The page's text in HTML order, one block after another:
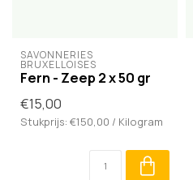
SAVONNERIES
BRUXELLOISES
Fern - Zeep 2 x 50 gr
€15,00
Stukprijs: €150,00 / Kilogram